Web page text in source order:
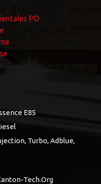
PO
E85
Turbo, Adblue,
Tech.org